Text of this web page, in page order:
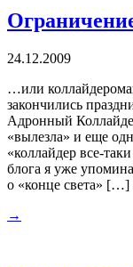
24.12.2009
…или
закончились
Адронный
«вылезла» и еще
«коллайдер все-
блога я уже
о «конце света» […]
→